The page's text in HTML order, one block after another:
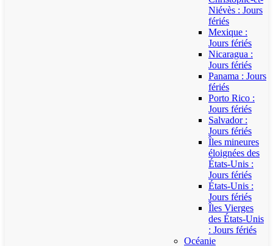
Niévès : Jours
fériés
Mexique :
Jours fériés
Nicaragua :
Jours fériés
Panama : Jours
fériés
Porto Rico :
Jours fériés
Salvador :
Jours fériés
Îles mineures
éloignées des
États-Unis :
Jours fériés
États-Unis :
Jours fériés
Îles Vierges
des États-Unis
: Jours fériés
Océanie